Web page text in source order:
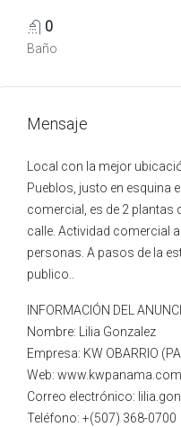
0
Baño
Mensaje
Local con la mejor
Pueblos, justo en esquina
comercial, es de 2 plantas
calle. Actividad comercial
personas. A pasos de la
publico..
INFORMACIÓN DEL
Nombre: Lilia Gonzalez
Empresa: KW OBARRIO
Web: www.kwpanama.com
Correo electrónico:
Teléfono: +(507) 368-0700